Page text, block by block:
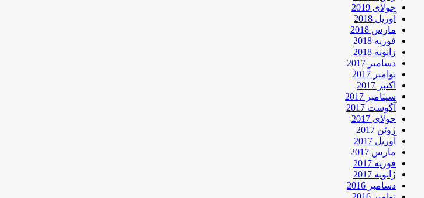
جولای 2019
آوریل 2018
مارس 2018
فوریه 2018
ژانویه 2018
دسامبر 2017
نوامبر 2017
اکتبر 2017
سپتامبر 2017
آگوست 2017
جولای 2017
ژوئن 2017
آوریل 2017
مارس 2017
فوریه 2017
ژانویه 2017
دسامبر 2016